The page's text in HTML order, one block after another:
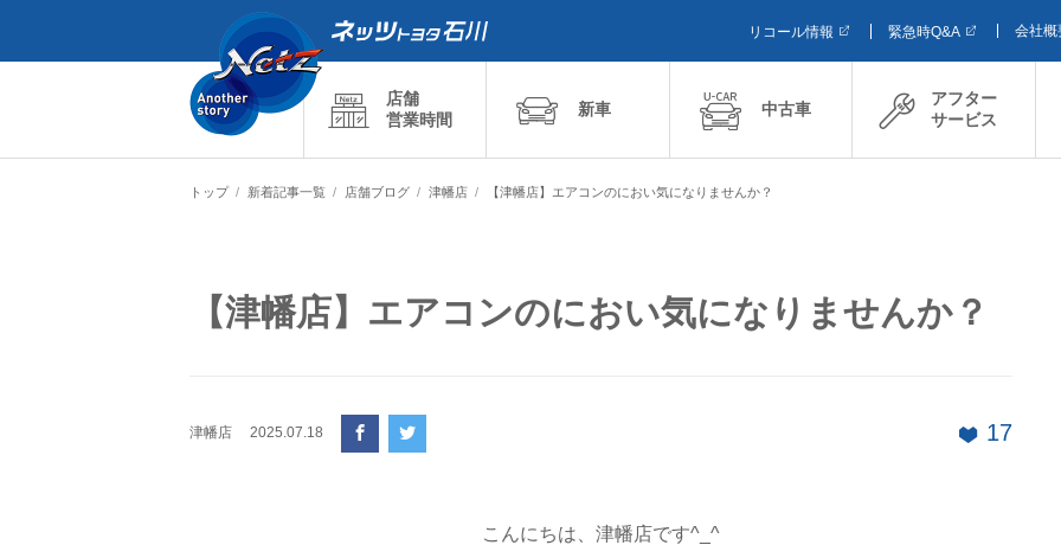
リコール情報 緊急時Q&A 会社概
店舗
営業時間
新車 中古車
アフター
サービス
トップ 新着記事一覧 店舗ブログ 津幡店 【津幡店】エアコンのにおい気になりませんか？
【津幡店】エアコンのにおい気になりませんか？
津幡店 2025.07.18 17
こんにちは、津幡店です^_^